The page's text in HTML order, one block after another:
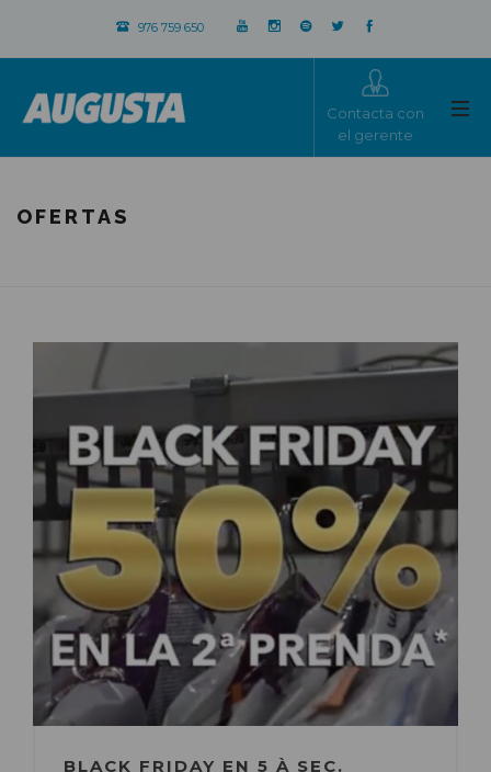
976 759 650
Contacta con
el gerente
OFERTAS
BLACK FRIDAY EN 5 À SEC.